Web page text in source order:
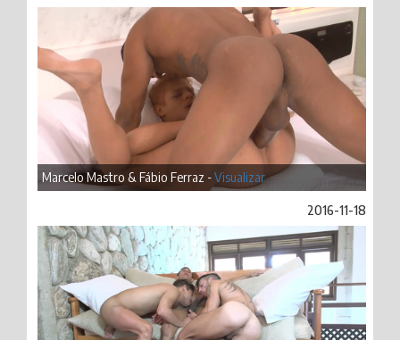
Marcelo Mastro & Fábio Ferraz -Visualizar
2016-11-18